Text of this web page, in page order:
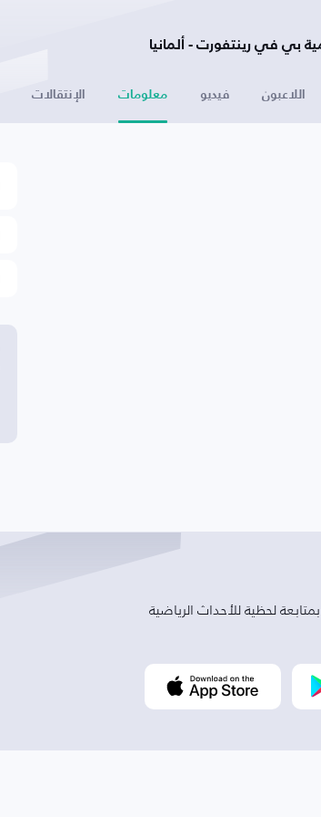
بي في رينتفورت - ألمانيا
اللاعبون فيديو معلومات الإنتقالات
لحظية للأحداث الرياضية